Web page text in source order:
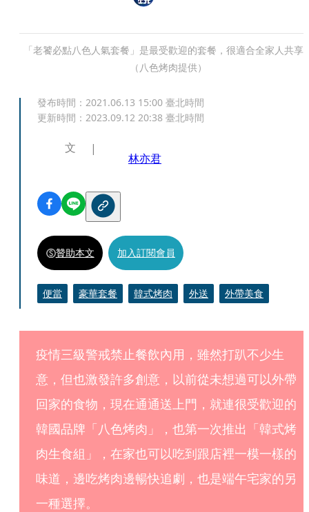
「老饕必點八色人氣套餐」是最受歡迎的套餐，很適合全家人共享
（八色烤肉提供）
發布時間： 2021.06.13 15:00 臺北時間
更新時間： 2023.09.12 20:38 臺北時間
文
林亦君
贊助本文 加入訂閱會員
便當 豪華套餐 韓式烤肉 外送 外帶美食
疫情三級警戒禁止餐飲內用，雖然打趴不少生
意，但也激發許多創意，以前從未想過可以外帶
回家的食物，現在通通送上門，就連很受歡迎的
韓國品牌「八色烤肉」，也第一次推出「韓式烤
肉生食組」，在家也可以吃到跟店裡一模一樣的
味道，邊吃烤肉邊暢快追劇，也是端午宅家的另
一種選擇。